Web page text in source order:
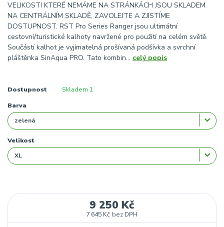
VELIKOSTI KTERÉ NEMÁME NA STRÁNKÁCH JSOU SKLADEM
NA CENTRÁLNÍM SKLADĚ, ZAVOLEJTE A ZJISTÍME
DOSTUPNOST. RST Pro Series Ranger jsou ultimátní
cestovní/turistické kalhoty navržené pro použití na celém světě.
Součástí kalhot je vyjímatelná prošívaná podšívka a svrchní
pláštěnka SinAqua PRO. Tato kombin... celý popis
Dostupnost Skladem 1
Barva
Velikost
9 250 Kč
7 645 Kč bez DPH